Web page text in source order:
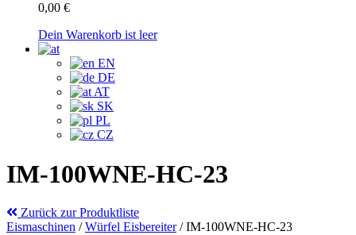
0,00 €
Dein Warenkorb ist leer
EN
DE
AT
SK
PL
CZ
IM-100WNE-HC-23
Zurück zur Produktliste
Eismaschinen /Würfel Eisbereiter/IM-100WNE-HC-23